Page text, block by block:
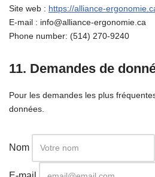
Site web : https://alliance-
E-mail : info@alliance-ergonomie.ca
Phone number: (514) 270-9240
11. Demandes de
Pour les demandes les plus
données.
Nom